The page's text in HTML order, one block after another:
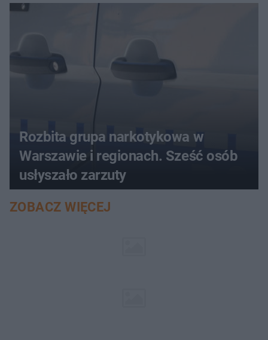
Rozbita grupa narkotykowa w
Warszawie i regionach. Sześć osób
usłyszało zarzuty
ZOBACZ WIĘCEJ